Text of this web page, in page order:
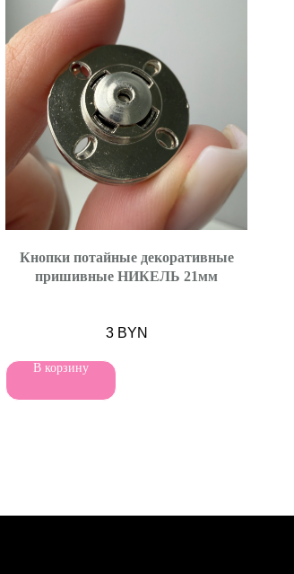
Кнопки потайные декоративные
пришивные НИКЕЛЬ 21мм
3 BYN
В корзину